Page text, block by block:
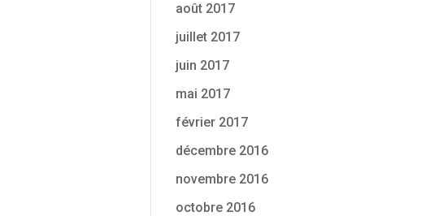
août 2017
juillet 2017
juin 2017
mai 2017
février 2017
décembre 2016
novembre 2016
octobre 2016